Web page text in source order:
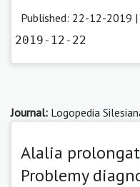
Published: 22-12-2019 |
2019-12-22
Journal: Logopedia
Alalia
Problemy